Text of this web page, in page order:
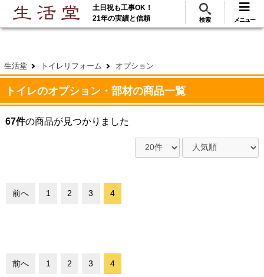
ご利用 288万･工事実績117万件! 無料見積
土日祝も工事OK！
21年の実績と信頼
検索 メニュー
生活堂 トイレリフォーム オプション
トイレのオプション・部材の商品一覧
67件の商品が見つかりました
前へ 1 2 3 4
前へ 1 2 3 4